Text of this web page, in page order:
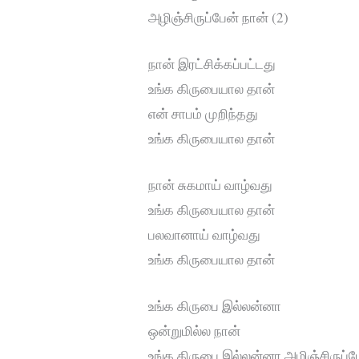
அழிஞ்சிருப்பேன் நான் (2)
நான் இரட்சிக்கப்பட்டது
உங்க கிருபையால தான்
என் சாபம் முறிந்தது
உங்க கிருபையால தான்
நான் சுகமாய் வாழ்வது
உங்க கிருபையால தான்
பலவானாய் வாழ்வது
உங்க கிருபையால தான்
உங்க கிருபை இல்லன்னா
ஒன்றுமில்ல நான்